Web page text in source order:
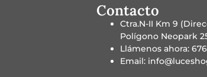
Contacto
Ctra.N-II Km 9
Polígono Neopark
Llámenos ahora:
Email: